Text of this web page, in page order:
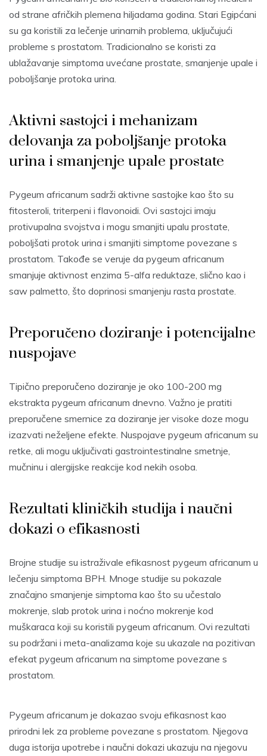
od strane afričkih plemena hiljadama godina. Stari Egipćani
su ga koristili za lečenje urinarnih problema, uključujući
probleme s prostatom. Tradicionalno se koristi za
ublažavanje simptoma uvećane prostate, smanjenje upale i
poboljšanje protoka urina.
Aktivni sastojci i mehanizam
delovanja za poboljšanje protoka
urina i smanjenje upale prostate
Pygeum africanum sadrži aktivne sastojke kao što su
fitosteroli, triterpeni i flavonoidi. Ovi sastojci imaju
protivupalna svojstva i mogu smanjiti upalu prostate,
poboljšati protok urina i smanjiti simptome povezane s
prostatom. Takođe se veruje da pygeum africanum
smanjuje aktivnost enzima 5-alfa reduktaze, slično kao i
saw palmetto, što doprinosi smanjenju rasta prostate.
Preporučeno doziranje i potencijalne
nuspojave
Tipično preporučeno doziranje je oko 100-200 mg
ekstrakta pygeum africanum dnevno. Važno je pratiti
preporučene smernice za doziranje jer visoke doze mogu
izazvati neželjene efekte. Nuspojave pygeum africanum su
retke, ali mogu uključivati gastrointestinalne smetnje,
mučninu i alergijske reakcije kod nekih osoba.
Rezultati kliničkih studija i naučni
dokazi o efikasnosti
Brojne studije su istraživale efikasnost pygeum africanum u
lečenju simptoma BPH. Mnoge studije su pokazale
značajno smanjenje simptoma kao što su učestalo
mokrenje, slab protok urina i noćno mokrenje kod
muškaraca koji su koristili pygeum africanum. Ovi rezultati
su podržani i meta-analizama koje su ukazale na pozitivan
efekat pygeum africanum na simptome povezane s
prostatom.
Pygeum africanum je dokazao svoju efikasnost kao
prirodni lek za probleme povezane s prostatom. Njegova
duga istorija upotrebe i naučni dokazi ukazuju na njegovu